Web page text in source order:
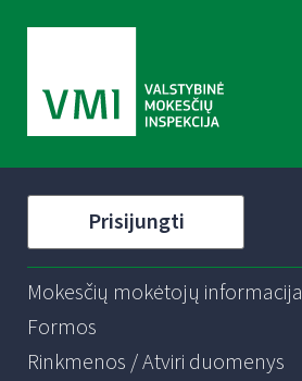
Prisijungti
Mokesčių mokėtojų informacija
Formos
Rinkmenos / Atviri duomenys